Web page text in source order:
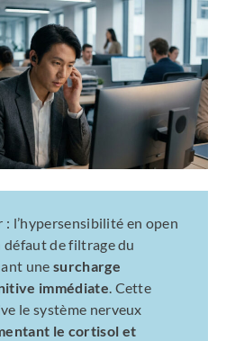
: l’hypersensibilité en open
défaut de filtrage du
unesurcharge
immédiate. Cette
le système nerveux
le cortisol et